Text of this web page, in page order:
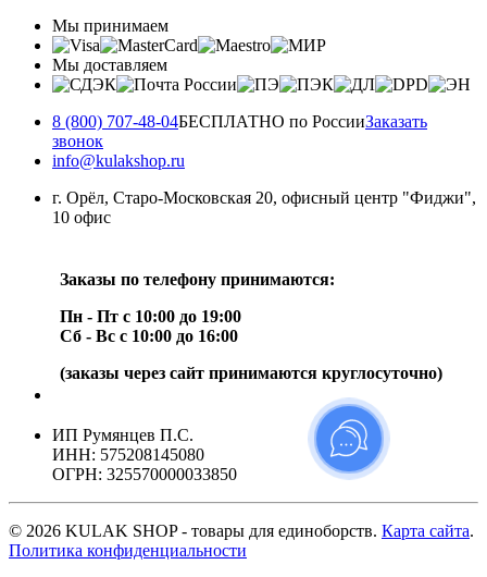
Мы принимаем
Мы доставляем
8 (800) 707-48-04БЕСПЛАТНО по РоссииЗаказать
звонок
info@kulakshop.ru
г. Орёл, Старо-Московская 20, офисный центр "Фиджи",
10 офис
Заказы по телефону принимаются:
Пн - Пт с 10:00 до 19:00
Сб - Вс с 10:00 до 16:00
(заказы через сайт принимаются круглосуточно)
ИП Румянцев П.С.
ИНН: 575208145080
ОГРН: 325570000033850
© 2026 KULAK SHOP - товары для единоборств. Карта сайта.
Политика конфиденциальности